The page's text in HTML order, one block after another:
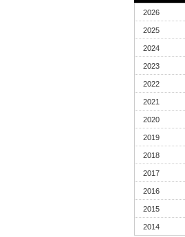
2026
2025
2024
2023
2022
2021
2020
2019
2018
2017
2016
2015
2014